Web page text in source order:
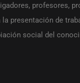
profesores,
presentación de
social del